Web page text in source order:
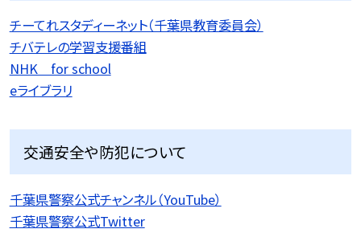
チーてれスタディーネット（千葉県教育委員会）
チバテレの学習支援番組
NHK for school
eライブラリ
交通安全や防犯について
千葉県警察公式チャンネル（YouTube）
千葉県警察公式Twitter